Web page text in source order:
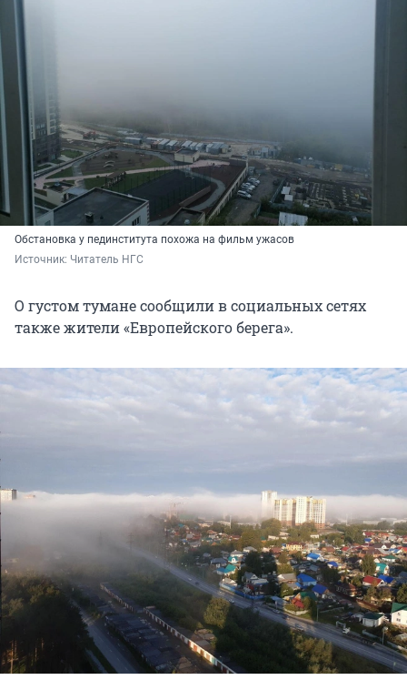
Обстановка у пединститута похожа на фильм ужасов
Источник: Читатель НГС
О густом тумане сообщили в социальных сетях
также жители «Европейского берега».